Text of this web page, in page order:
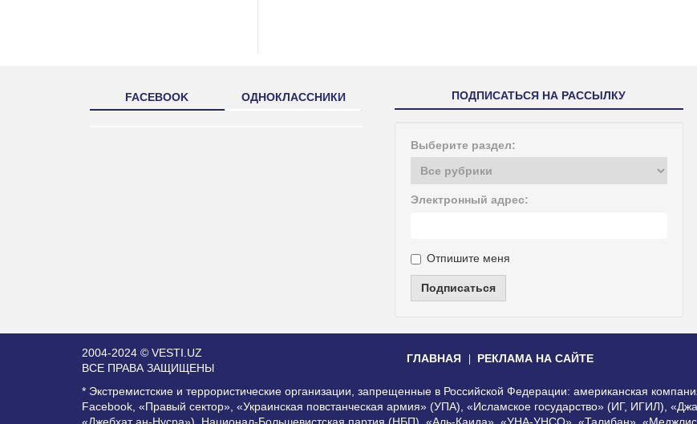
FACEBOOK ОДНОКЛАССНИКИ ПОДПИСАТЬСЯ НА РАССЫЛКУ
Выберите раздел:
Электронный адрес:
Отпишите меня
Подписаться
2004-2024 © VESTI.UZ
ВСЕ ПРАВА ЗАЩИЩЕНЫ
ГЛАВНАЯ РЕКЛАМА НА САЙТЕ
* Экстремистские и террористические организации, запрещенные в Российской Федерации: американская
Facebook, «Правый сектор», «Украинская повстанческая армия» (УПА), «Исламское государство» (ИГ, ИГИЛ),
«Джебхат ан-Нусра»), Национал-Большевистская партия (НБП), «Аль-Каида», «УНА-УНСО», «Талибан», «Меджлис